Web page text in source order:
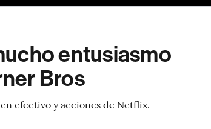
entusiasmo
Bros
efectivo y acciones de Netflix.